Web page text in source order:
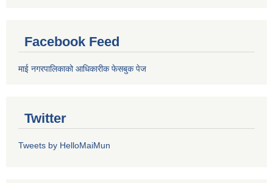
Facebook Feed
माई नगरपालिकाको आधिकारीक फेसबुक पेज
Twitter
Tweets by HelloMaiMun